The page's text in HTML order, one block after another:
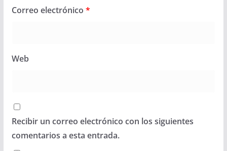
Correo electrónico *
Web
Recibir un correo electrónico con los siguientes
comentarios a esta entrada.